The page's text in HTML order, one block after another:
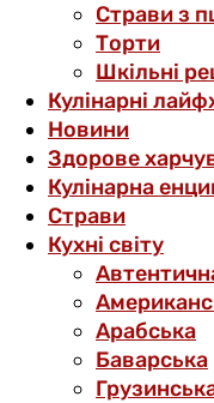
Страви з
Торти
Шкільні
Кулінарні
Новини
Здорове
Кулінарна
Страви
Кухні світу
Арабська
Баварська